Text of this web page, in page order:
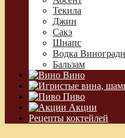
Текила
Джин
Сакэ
Шнапс
Водка
Бальзам
Вино
Пиво
Акции
Рецепты коктейлей